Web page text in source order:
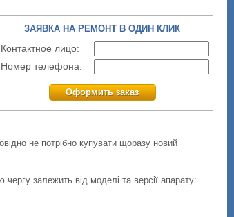
ЗАЯВКА НА РЕМОНТ В ОДИН КЛИК
Контактное лицо:
Номер телефона:
Оформить заказ
не потрібно купувати щоразу новий
залежить від моделі та версії апарату: